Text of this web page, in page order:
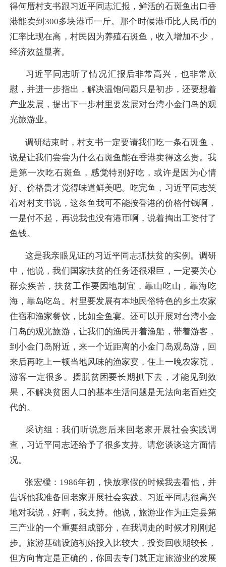
得何厝村支书跟习近平同志汇报，鲜活的石斑鱼出口香
港能卖到300多块港币一斤。那个时候港币比人民币的
汇率比现在高，村民因为养殖石斑鱼，收入增加不少，
经济效益显著。
习近平同志听了情况汇报后非常高兴，也非常欣
慰，并进一步指出，解决温饱问题只是初步，还要想着
产业发展，提出下一步村里要发展对台湾小金门岛的观
光旅游业。
调研结束时，村支书一定要请我们吃一条石斑鱼，
说是让我们尝尝为什么石斑鱼能在香港卖得这么贵。我
是第一次吃石斑鱼，感觉特别好吃，或许是因为心情
好、价格贵才觉得味道鲜美吧。吃完鱼，习近平同志笑
着对村支书说，这条鱼我可不能按香港的价格付钱啊，
一是付不起，再说我也没有港币啊，说着掏出工资付了
鱼钱。
这是我亲眼见证的习近平同志抓扶贫的实例。调研
中，他说，我们国家扶贫的任务还很艰巨，一定要关心
群众疾苦，扶贫工作要因地制宜，靠山吃山，靠海吃
海，靠岛吃岛。村里要发展有本地民俗特色的乡土农家
住宿和渔家餐饮，比如全鱼宴。还可以开展对台湾小金
门岛的观光旅游，让我们的渔民开着渔船，带着游客，
到小金门岛附近，来一个近距离的小金门岛观岛游，回
来后再吃上一顿当地风味的渔家宴，住上一晚农家院，
游客一定很多。摆脱贫困要长期抓下去，才能见到效
果，不解决贫困人口的基本生活问题是无法向老百姓交
代的。
采访组：我们听说您后来回老家开展社会实践调
查，习近平同志还给予了很多支持。请您谈谈这方面情
况。
张宏樑： 1986年初，快放寒假的时候我去看他，并
告诉他我准备回老家开展社会实践。习近平同志很高兴
地对我说，好啊，我支持。他说，旅游业作为正定县第
三产业的一个重要组成部分，在我调走的时候才刚刚起
步。旅游基础设施初始投入比较大，投资回收期较长，
但方向肯定是正确的，你回去专门就正定旅游业的发展